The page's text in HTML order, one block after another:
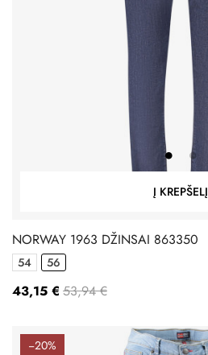
Į KREPŠELĮ
NORWAY 1963 DŽINSAI 863350
54 56
43,15 € 53,94 €
−20%